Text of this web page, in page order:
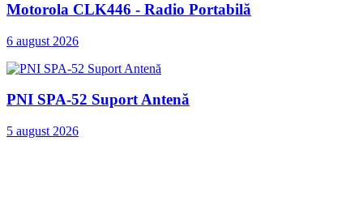
Motorola CLK446 - Radio Portabilă
6 august 2026
PNI SPA-52 Suport Antenă
5 august 2026